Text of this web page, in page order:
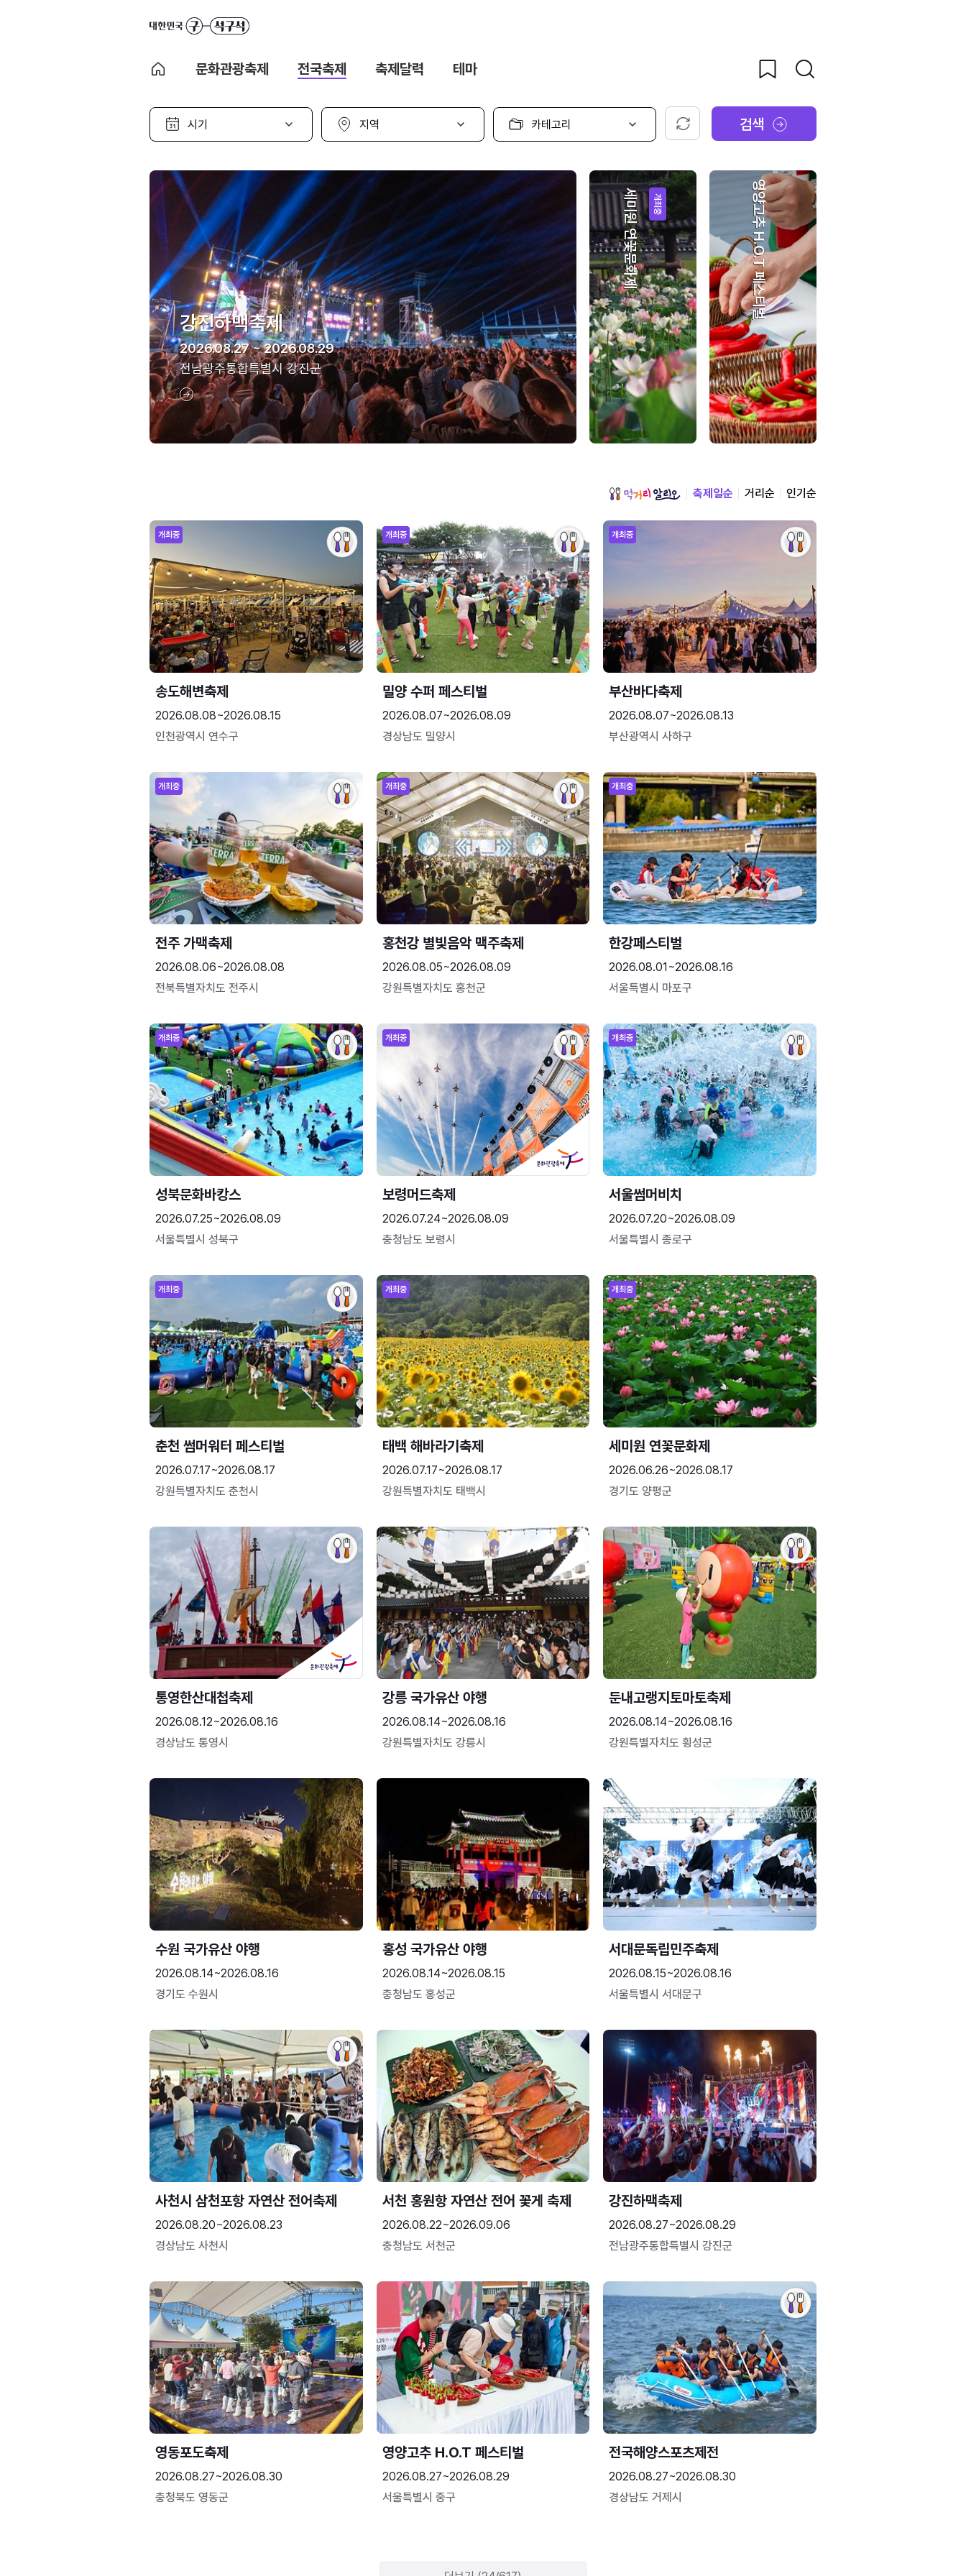
문화관광축제 전국축제 축제달력 테마
시
선
지
선
카
고
선
택
초기화 검색
강진하맥축제
2026.08.27 ~ 2026.08.29
전남광주통합특별시 강진군
개최중
세미원 연꽃문화제 영양고추 H.O.T 페스티벌
축제일순 거리순 인기순
개최중
송도해변축제
2026.08.08~2026.08.15
인천광역시 연수구
개최중
밀양 수퍼 페스티벌
2026.08.07~2026.08.09
경상남도 밀양시
개최중
부산바다축제
2026.08.07~2026.08.13
부산광역시 사하구
개최중
전주 가맥축제
2026.08.06~2026.08.08
전북특별자치도 전주시
개최중
홍천강 별빛음악 맥주축제
2026.08.05~2026.08.09
강원특별자치도 홍천군
개최중
한강페스티벌
2026.08.01~2026.08.16
서울특별시 마포구
개최중
성북문화바캉스
2026.07.25~2026.08.09
서울특별시 성북구
개최중
보령머드축제
2026.07.24~2026.08.09
충청남도 보령시
개최중
서울썸머비치
2026.07.20~2026.08.09
서울특별시 종로구
개최중
춘천 썸머워터 페스티벌
2026.07.17~2026.08.17
강원특별자치도 춘천시
개최중
태백 해바라기축제
2026.07.17~2026.08.17
강원특별자치도 태백시
개최중
세미원 연꽃문화제
2026.06.26~2026.08.17
경기도 양평군
통영한산대첩축제
2026.08.12~2026.08.16
경상남도 통영시
강릉 국가유산 야행
2026.08.14~2026.08.16
강원특별자치도 강릉시
둔내고랭지토마토축제
2026.08.14~2026.08.16
강원특별자치도 횡성군
수원 국가유산 야행
2026.08.14~2026.08.16
경기도 수원시
홍성 국가유산 야행
2026.08.14~2026.08.15
충청남도 홍성군
서대문독립민주축제
2026.08.15~2026.08.16
서울특별시 서대문구
사천시 삼천포항 자연산 전어축제
2026.08.20~2026.08.23
경상남도 사천시
서천 홍원항 자연산 전어 꽃게 축제
2026.08.22~2026.09.06
충청남도 서천군
강진하맥축제
2026.08.27~2026.08.29
전남광주통합특별시 강진군
영동포도축제
2026.08.27~2026.08.30
충청북도 영동군
영양고추 H.O.T 페스티벌
2026.08.27~2026.08.29
서울특별시 중구
전국해양스포츠제전
2026.08.27~2026.08.30
경상남도 거제시